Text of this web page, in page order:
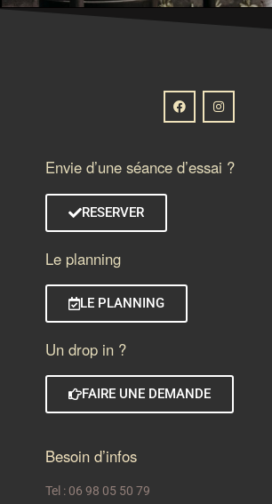
Envie d’une séance d’essai ?
RESERVER
Le planning
LE PLANNING
Un drop in ?
FAIRE UNE DEMANDE
Besoin d’infos
Tel : 06 98 05 50 79